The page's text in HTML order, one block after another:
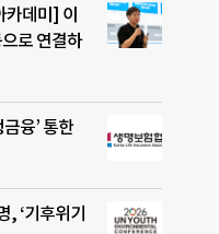
데미] 이
로 연결하
융’ 통한
, ‘기후위기